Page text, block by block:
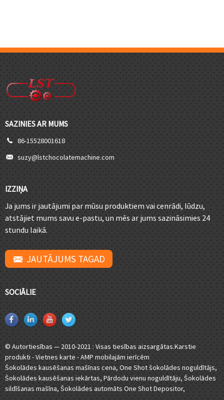
SAZINIES AR MUMS
86-15528001618
suzy@lstchocolatemachine.com
IZZIŅA
Ja jums ir jautājumi par mūsu produktiem vai cenrādi, lūdzu,
atstājiet mums savu e-pastu, un mēs ar jums sazināsimies 24
stundu laikā.
JAUTĀJUMS TAGAD
SOCIĀLIE
© Autortiesības — 2010-2021 : Visas tiesības aizsargātas.Karstie
produkti -Vietnes karte -AMP mobilajām ierīcēm
Šokolādes kausēšanas mašīnas cena, One Shot šokolādes noguldītājs,
Šokolādes kausēšanas iekārtas, Pārdodu vienu noguldītāju, Šokolādes
sildīšanas mašīna, Šokolādes automāts One Shot Depositor,